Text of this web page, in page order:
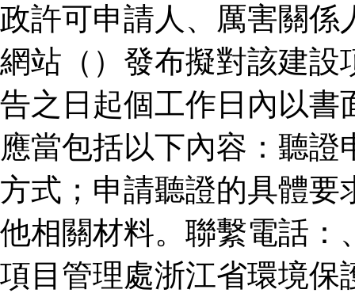
政許可申請人、厲害關係
網站（）發布擬對該建設
告之日起個工作日內以書
應當包括以下內容：聽
方式；申請聽證的具體要
他相關材料。聯繫電話：
項目管理處浙江省環境保